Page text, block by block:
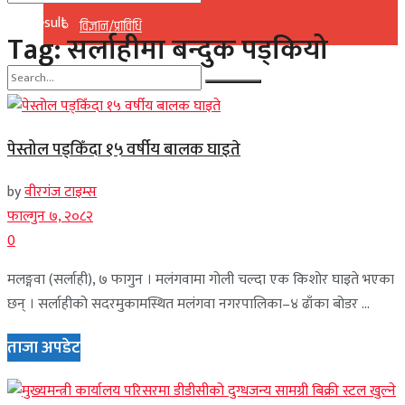
विज्ञान/प्राविधि
No Result
View All Result
No Result
View All Result
Tag:सर्लाहीमा बन्दुक पड्कियो
पेस्तोल पड्किँदा १५ वर्षीय बालक घाइते
byवीरगंज टाइम्स
फाल्गुन ७, २०८२
0
मलङ्गवा (सर्लाही), ७ फागुन । मलंगवामा गोली चल्दा एक किशोर घाइते भएका
छन् । सर्लाहीको सदरमुकामस्थित मलंगवा नगरपालिका–४ ढाँका बोडर ...
ताजा अपडेट